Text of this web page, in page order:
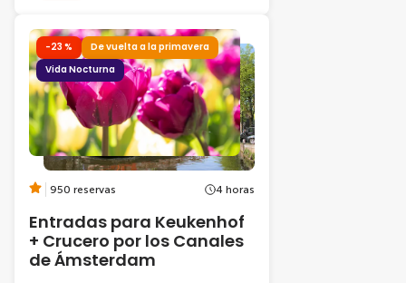
-23 %
De vuelta a la primavera
Vida Nocturna
950 reservas 4 horas
Entradas para Keukenhof
+ Crucero por los Canales
de Ámsterdam